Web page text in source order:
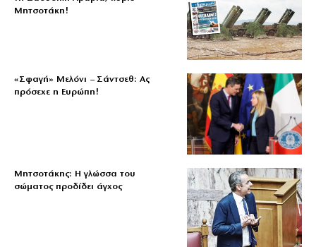
Μητσοτάκη!
«Σφαγή» Μελόνι – Σάντσεθ: Ας
πρόσεχε η Ευρώπη!
Μητσοτάκης: Η γλώσσα του
σώματος προδίδει άγχος